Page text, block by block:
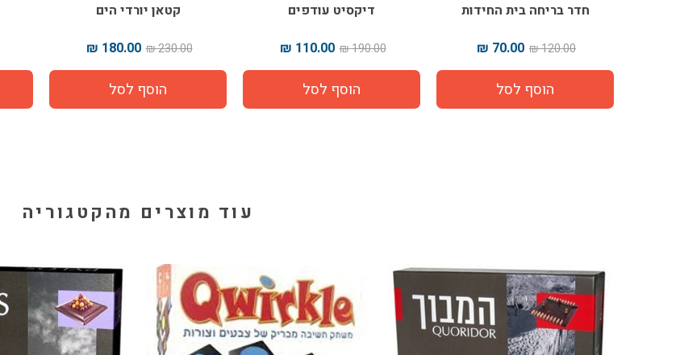
חדר בריחה בית החידות
120.00 ₪
70.00 ₪
דיקסיט עודפים
190.00 ₪
110.00 ₪
קטאן יורדי הים
230.00 ₪
180.00 ₪
עוד מוצרים מהקטגוריה